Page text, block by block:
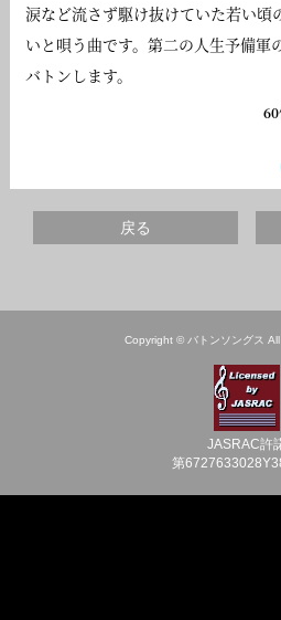
涙など流さず駆け抜けていた若い頃
いと唄う曲です。第二の人生予備軍
バトンします。
戻る
Copyright © バトンソングス
JASRAC許
第